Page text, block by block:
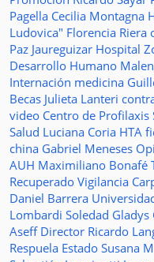
Pagella Cecilia Montagna
Ludovica" Florencia Riera
Paz Jaureguizar Hospital
Desarrollo Humano
Internación medicina
Becas Julieta Lanteri
video Centro de Profilaxis
Salud Luciana Coria HTA
china Gabriel Meneses
AUH Maximiliano Bonafé
Recuperado Vigilancia
Daniel Barrera
Lombardi Soledad Gladys
Aseff Director Ricardo
Respuela Estado Susana